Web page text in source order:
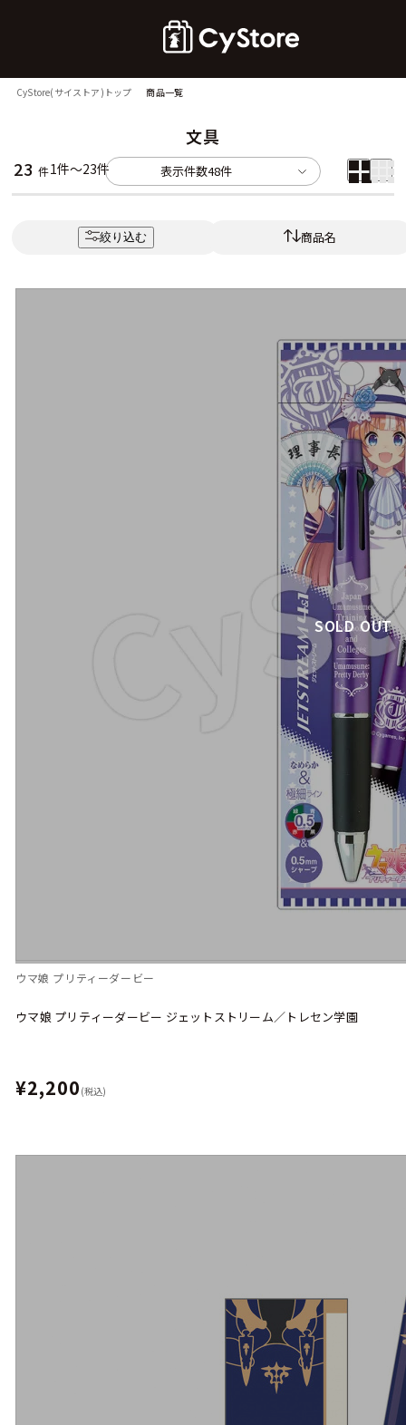
CyStore(サイストア)トップ 商品一覧
文具
23 件1件～23件 表示件数48件
絞り込む 商品名
SOLD OUT
ウマ娘 プリティーダービー
ウマ娘 プリティーダービー ジェットストリーム／トレセン学園
¥2,200 (税込)